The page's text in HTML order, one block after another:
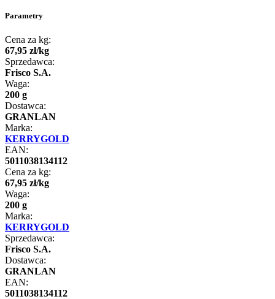
Parametry
Cena za kg:
67,95 zł/kg
Sprzedawca:
Frisco S.A.
Waga:
200 g
Dostawca:
GRANLAN
Marka:
KERRYGOLD
EAN:
5011038134112
Cena za kg:
67,95 zł/kg
Waga:
200 g
Marka:
KERRYGOLD
Sprzedawca:
Frisco S.A.
Dostawca:
GRANLAN
EAN:
5011038134112